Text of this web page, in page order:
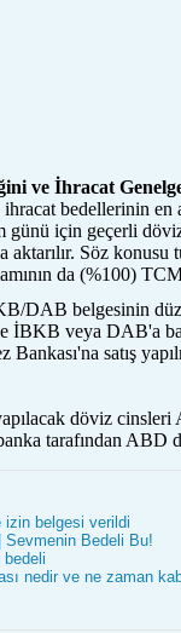
ve İhracat
bedellerinin en
günü için geçerli
aktarılır. Söz
da (%100)
DAB belgesinin
İBKB veya DAB'a
satış
döviz
tarafından ABD
belgesi verildi
Sevmenin Bedeli Bu!
bedeli
nedir ve ne zaman